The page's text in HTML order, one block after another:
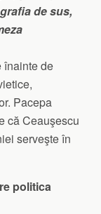
de sus,
înainte de
Pacepa
că Ceauşescu
serveşte în
politica